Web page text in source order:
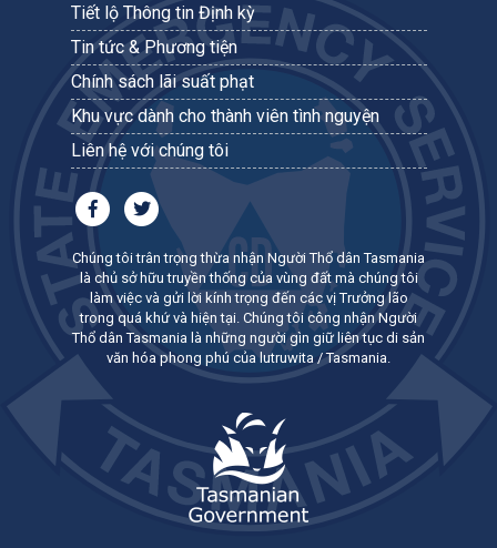
Tiết lộ Thông tin Định kỳ
Tin tức & Phương tiện
Chính sách lãi suất phạt
Khu vực dành cho thành viên tình nguyện
Liên hệ với chúng tôi
Chúng tôi trân trọng thừa nhận Người Thổ dân Tasmania
là chủ sở hữu truyền thống của vùng đất mà chúng tôi
làm việc và gửi lời kính trọng đến các vị Trưởng lão
trong quá khứ và hiện tại. Chúng tôi công nhận Người
Thổ dân Tasmania là những người gìn giữ liên tục di sản
văn hóa phong phú của lutruwita / Tasmania.